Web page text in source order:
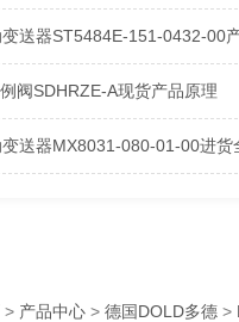
送器ST5484E-151-0432-00
阀SDHRZE-A现货产品原理
送器MX8031-080-01-00进货
> 产品中心>德国DOLD多德 >